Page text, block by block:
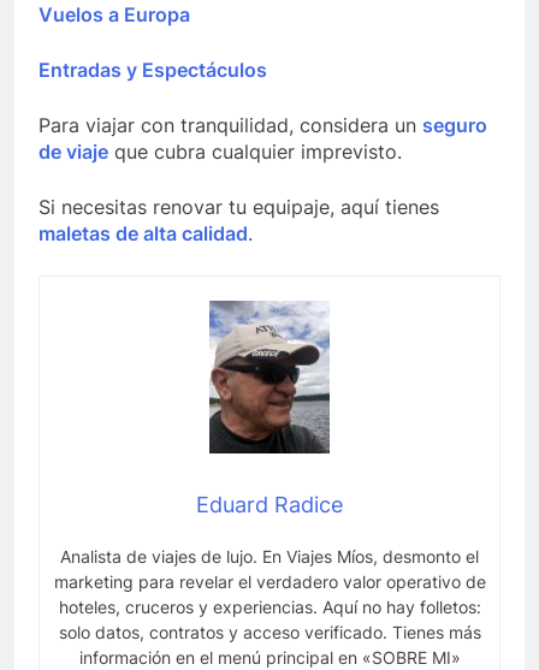
Vuelos a Europa
Entradas y Espectáculos
Para viajar con tranquilidad, considera un seguro
de viaje que cubra cualquier imprevisto.
Si necesitas renovar tu equipaje, aquí tienes
maletas de alta calidad.
Eduard Radice
Analista de viajes de lujo. En Viajes Míos, desmonto el
marketing para revelar el verdadero valor operativo de
hoteles, cruceros y experiencias. Aquí no hay folletos:
solo datos, contratos y acceso verificado. Tienes más
información en el menú principal en «SOBRE MI»